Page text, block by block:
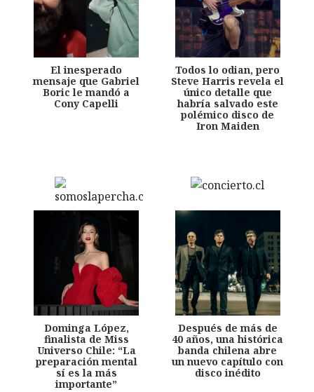
El inesperado
mensaje que Gabriel
Boric le mandó a
Cony Capelli
Todos lo odian, pero
Steve Harris revela el
único detalle que
habría salvado este
polémico disco de
Iron Maiden
Dominga López,
finalista de Miss
Universo Chile: “La
preparación mental
sí es la más
importante”
Después de más de
40 años, una histórica
banda chilena abre
un nuevo capítulo con
disco inédito